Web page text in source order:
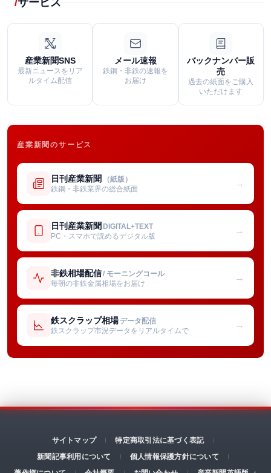
産業新聞SNS
最新ニュースをリア
ルタイム配信
メール速報
鉄鋼・非鉄の速報を
お届け
バックナンバー販
売
過去の紙面をご購入
いただけます
産業新聞のサービス
日刊産業新聞 （紙版）
鉄鋼・非鉄業界の総合紙面
→
日刊産業新聞 DIGITAL+TEXT
PC・スマホで読めるデジタル版
→
非鉄相場配信/ モーニングコール
毎朝の非鉄金属相場をお届け
→
鉄スクラップ相場 データ配信
鉄スクラップ市況データをリアルタイムで
→
サイトマップ
特定商取引法に基づく表記
新聞記事利用について
個人情報保護方針について